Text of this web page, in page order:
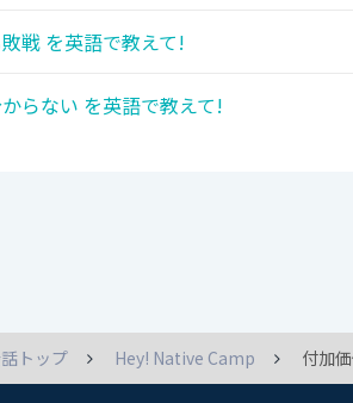
戦 を英語で教えて!
らない を英語で教えて!
トップ Hey! Native Camp 付加